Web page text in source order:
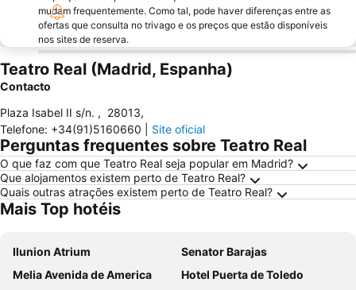
mudam frequentemente. Como tal, pode haver diferenças entre as
ofertas que consulta no trivago e os preços que estão disponíveis
nos sites de reserva.
Teatro Real (Madrid, Espanha)
Contacto
Plaza Isabel II s/n. , 28013,
Telefone: +34(91)5160660 Site oficial
Perguntas frequentes sobre Teatro Real
O que faz com que Teatro Real seja popular em Madrid?
Que alojamentos existem perto de Teatro Real?
Quais outras atrações existem perto de Teatro Real?
Mais Top hotéis
Ilunion Atrium
Senator Barajas
Melia Avenida de America
Hotel Puerta de Toledo